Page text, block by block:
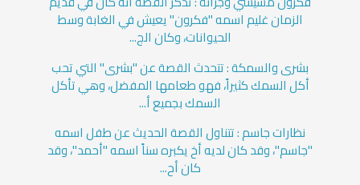
الزمان غليم اسمه "فكرون" يعيش في الغابة وسط
الحيوانات، وكان الج...
بشرى والسمكة : تتحدث القصة عن "بشرى" التي تحب
أكل السمك كثيراً، فهو طعامها المفضل، وهي تأكل
السمك بجميع أ...
نظارات جاسم : تتناول القصة الحديث عن طفل اسمه
"جاسم"، وقد كان لديه أخ يكبره سناً اسمه "أحمد"، وقد
كان أح...